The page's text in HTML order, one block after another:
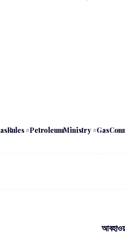
#PetroleumMinistry